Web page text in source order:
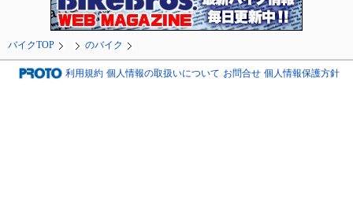
バイクTOP のバイク
利用規約 個人情報の取扱いについて お問合せ 個人情報保護方針